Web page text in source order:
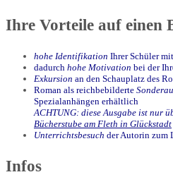
Ihre Vorteile auf einen
hohe Identifikation Ihrer Schüler
dadurch hohe Motivation bei der
Exkursion an den Schauplatz des
Roman als reichbebilderte
Spezialanhängen erhältlich
ACHTUNG: diese Ausgabe ist nur
Bücherstube am Fleth in Glückstadt
Unterrichtsbesuch der Autorin zum
Infos